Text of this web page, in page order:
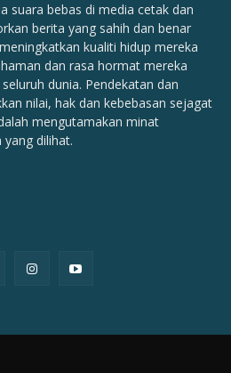
suara bebas di media cetak dan
berita yang sahih dan benar
kualiti hidup mereka
dan rasa hormat mereka
dunia. Pendekatan dan
nilai, hak dan kebebasan sejagat
mengutamakan minat
dilihat.